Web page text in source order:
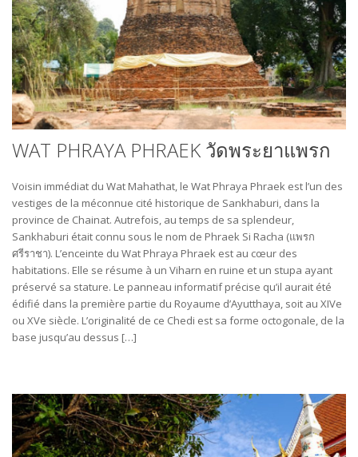
WAT PHRAYA PHRAEK วัดพระยาแพรก
Voisin immédiat du Wat Mahathat, le Wat Phraya Phraek est l’un des
vestiges de la méconnue cité historique de Sankhaburi, dans la
province de Chainat. Autrefois, au temps de sa splendeur,
Sankhaburi était connu sous le nom de Phraek Si Racha (แพรก
ศรีราชา). L’enceinte du Wat Phraya Phraek est au cœur des
habitations. Elle se résume à un Viharn en ruine et un stupa ayant
préservé sa stature. Le panneau informatif précise qu’il aurait été
édifié dans la première partie du Royaume d’Ayutthaya, soit au XIVe
ou XVe siècle. L’originalité de ce Chedi est sa forme octogonale, de la
base jusqu’au dessus […]